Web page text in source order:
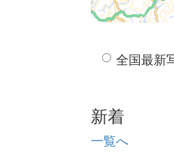
全国最新
新着
一覧へ